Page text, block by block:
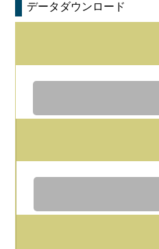
データダウンロード